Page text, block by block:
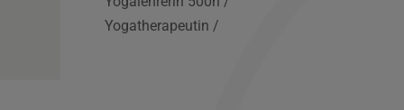
Yogatherapeutin /